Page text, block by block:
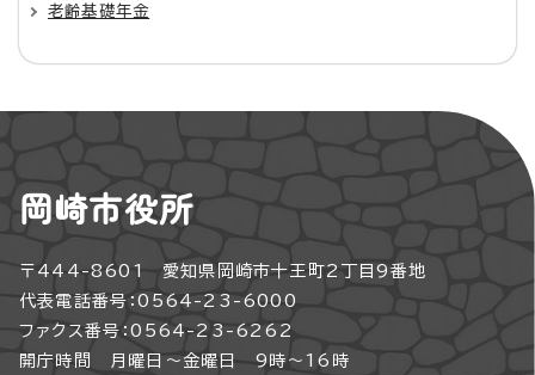
老齢基礎年金
岡崎市役所
〒444-8601 愛知県岡崎市十王町2丁目9番地
代表電話番号：0564-23-6000
ファクス番号：0564-23-6262
開庁時間 月曜日～金曜日 9時～16時